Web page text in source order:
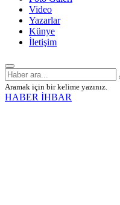
Video
Yazarlar
Künye
İletişim
Aramak için bir kelime yazınız.
HABER İHBAR